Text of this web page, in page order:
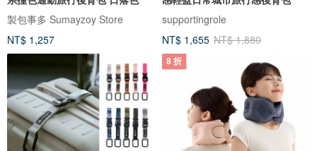
製包事多 Sumayzoy Store
NT$ 1,257
supportingrole
NT$ 1,655 NT$ 1,880
8 折